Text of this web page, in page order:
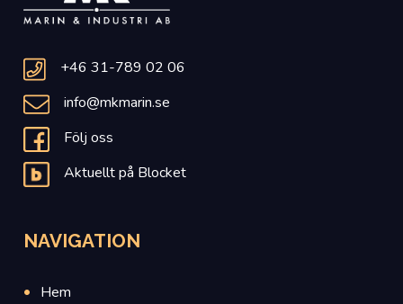
+46 31-789 02 06
info@mkmarin.se
Följ oss
Aktuellt på Blocket
NAVIGATION
Hem